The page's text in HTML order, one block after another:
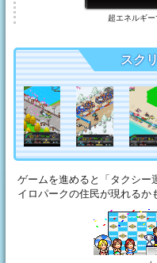
超エネルギ
スク
ゲームを進めると「タクシー
イロパークの住民が現れるか